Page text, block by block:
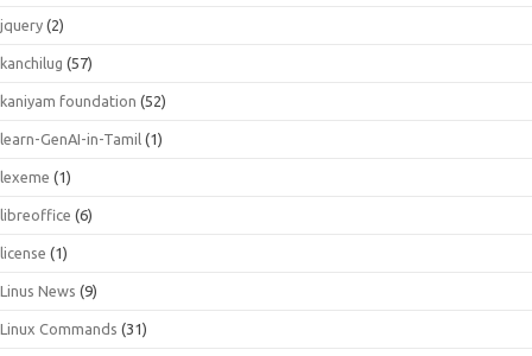
jquery (2)
kanchilug (57)
kaniyam foundation (52)
learn-GenAI-in-Tamil (1)
lexeme (1)
libreoffice (6)
license (1)
Linus News (9)
Linux Commands (31)